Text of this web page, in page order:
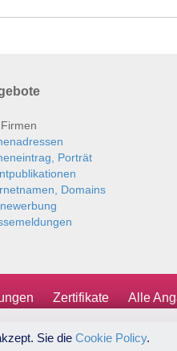
Porträt
Domains
Zertifikate Alle
Sie die Cookie Policy.